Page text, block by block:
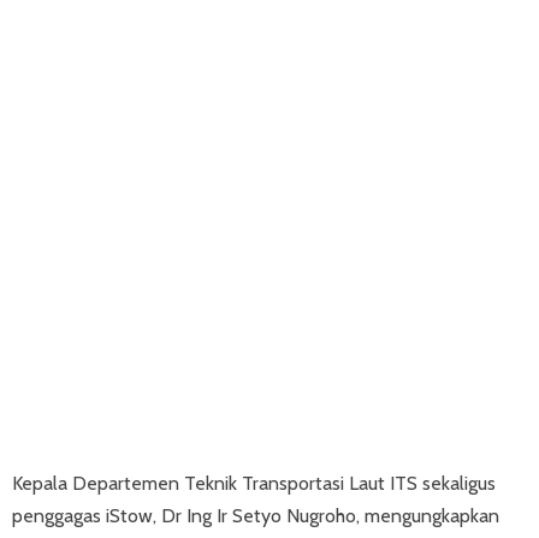
Kepala Departemen Teknik Transportasi Laut ITS sekaligus
penggagas iStow, Dr Ing Ir Setyo Nugroho, mengungkapkan